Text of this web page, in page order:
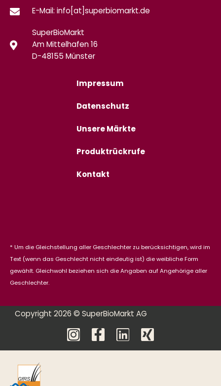
E-Mail: info[at]superbiomarkt.de
SuperBioMarkt
Am Mittelhafen 16
D-48155 Münster
Impressum
Datenschutz
Unsere Märkte
Produktrückrufe
Kontakt
* Um die Gleichstellung aller Geschlechter zu berücksichtigen, wird im
Text (wenn das Geschlecht nicht eindeutig ist) die weibliche Form
gewählt. Gleichwohl beziehen sich die Angaben auf Angehörige aller
Geschlechter.
Copyright 2026 © SuperBioMarkt AG